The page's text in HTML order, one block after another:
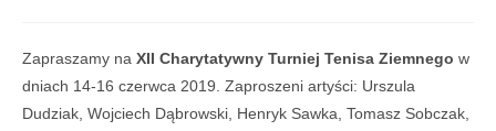
Zapraszamy na XII Charytatywny Turniej Tenisa Ziemnego w
dniach 14-16 czerwca 2019. Zaproszeni artyści: Urszula
Dudziak, Wojciech Dąbrowski, Henryk Sawka, Tomasz Sobczak,